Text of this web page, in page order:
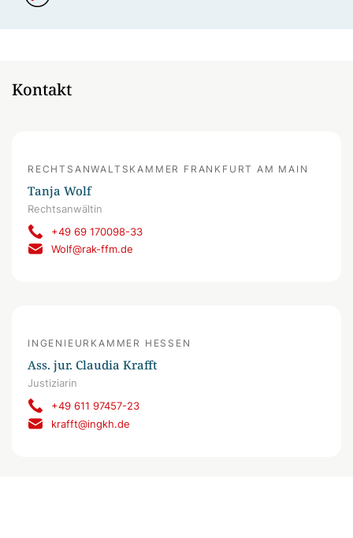
Kontakt
RECHTSANWALTSKAMMER FRANKFURT AM MAIN
Tanja Wolf
Rechtsanwältin
+49 69 170098-33
Wolf@rak-ffm.de
INGENIEURKAMMER HESSEN
Ass. jur. Claudia Krafft
Justiziarin
+49 611 97457-23
krafft@ingkh.de